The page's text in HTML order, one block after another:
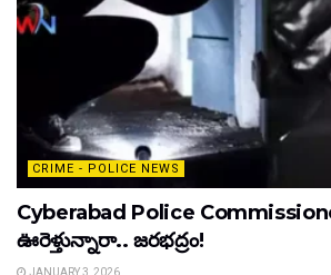
CRIME - POLICE NEWS
Cyberabad Police
ఊరెళ్తున్నారా.. జరభద్రం!
JANUARY 3, 2026